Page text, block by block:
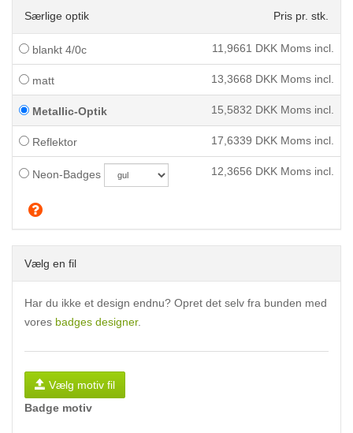
Særlige optik Pris pr. stk.
blankt 4/0c 11,9661 DKK Moms incl.
matt 13,3668 DKK Moms incl.
Metallic-Optik 15,5832 DKK Moms incl.
Reflektor 17,6339 DKK Moms incl.
Neon-Badges 12,3656 DKK Moms incl.
Vælg en fil
Har du ikke et design endnu? Opret det selv fra bunden med
vores badges designer.
Vælg motiv fil
Badge motiv